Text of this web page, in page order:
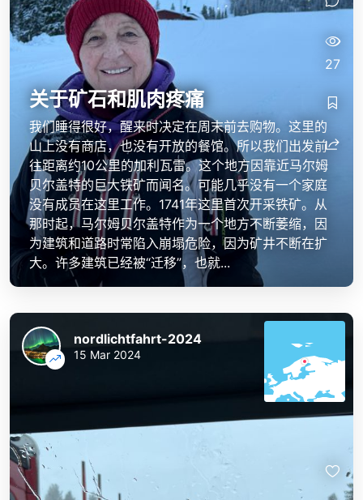
关于矿石和肌肉疼痛
我们睡得很好，醒来时决定在周末前去购物。这里的
山上没有商店，也没有开放的餐馆。所以我们出发前
往距离约10公里的加利瓦雷。这个地方因靠近马尔姆
贝尔盖特的巨大铁矿而闻名。可能几乎没有一个家庭
没有成员在这里工作。1741年这里首次开采铁矿。从
那时起，马尔姆贝尔盖特作为一个地方不断萎缩，因
为建筑和道路时常陷入崩塌危险，因为矿井不断在扩
大。许多建筑已经被“迁移”，也就...
27
nordlichtfahrt-2024
15 Mar 2024